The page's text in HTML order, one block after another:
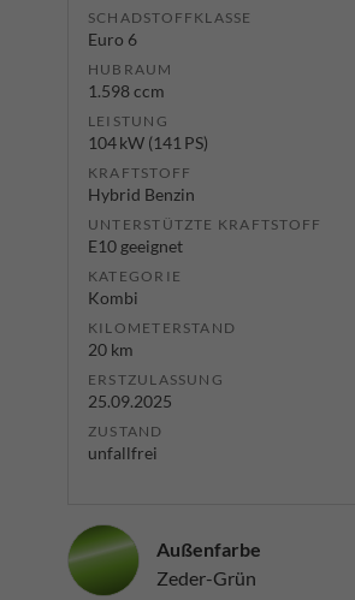
SCHADSTOFFKLASSE
Euro 6
HUBRAUM
1.598 ccm
LEISTUNG
104 kW (141 PS)
KRAFTSTOFF
Hybrid Benzin
UNTERSTÜTZTE KRAFTSTOFF
E10 geeignet
KATEGORIE
Kombi
KILOMETERSTAND
20 km
ERSTZULASSUNG
25.09.2025
ZUSTAND
unfallfrei
Außenfarbe
Zeder-Grün